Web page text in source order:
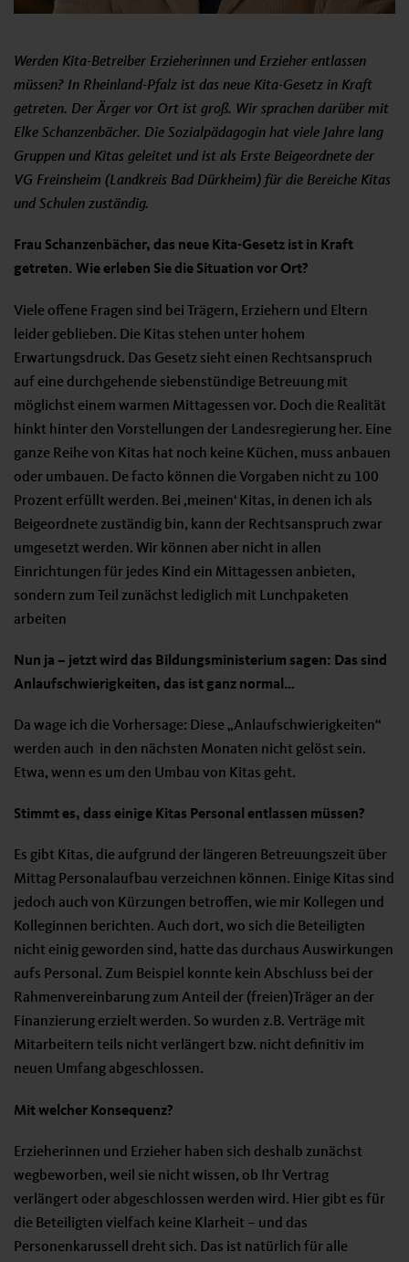
Werden Kita-Betreiber Erzieherinnen und Erzieher entlassen
müssen? In Rheinland-Pfalz ist das neue Kita-Gesetz in Kraft
getreten. Der Ärger vor Ort ist groß. Wir sprachen darüber mit
Elke Schanzenbächer. Die Sozialpädagogin hat viele Jahre lang
Gruppen und Kitas geleitet und ist als Erste Beigeordnete der
VG Freinsheim (Landkreis Bad Dürkheim) für die Bereiche Kitas
und Schulen zuständig.
Frau Schanzenbächer, das neue Kita-Gesetz ist in Kraft
getreten. Wie erleben Sie die Situation vor Ort?
Viele offene Fragen sind bei Trägern, Erziehern und Eltern
leider geblieben. Die Kitas stehen unter hohem
Erwartungsdruck. Das Gesetz sieht einen Rechtsanspruch
auf eine durchgehende siebenstündige Betreuung mit
möglichst einem warmen Mittagessen vor. Doch die Realität
hinkt hinter den Vorstellungen der Landesregierung her. Eine
ganze Reihe von Kitas hat noch keine Küchen, muss anbauen
oder umbauen. De facto können die Vorgaben nicht zu 100
Prozent erfüllt werden. Bei ‚meinen‘ Kitas, in denen ich als
Beigeordnete zuständig bin, kann der Rechtsanspruch zwar
umgesetzt werden. Wir können aber nicht in allen
Einrichtungen für jedes Kind ein Mittagessen anbieten,
sondern zum Teil zunächst lediglich mit Lunchpaketen
arbeiten
Nun ja – jetzt wird das Bildungsministerium sagen: Das sind
Anlaufschwierigkeiten, das ist ganz normal…
Da wage ich die Vorhersage: Diese „Anlaufschwierigkeiten“
werden auch in den nächsten Monaten nicht gelöst sein.
Etwa, wenn es um den Umbau von Kitas geht.
Stimmt es, dass einige Kitas Personal entlassen müssen?
Es gibt Kitas, die aufgrund der längeren Betreuungszeit über
Mittag Personalaufbau verzeichnen können. Einige Kitas sind
jedoch auch von Kürzungen betroffen, wie mir Kollegen und
Kolleginnen berichten. Auch dort, wo sich die Beteiligten
nicht einig geworden sind, hatte das durchaus Auswirkungen
aufs Personal. Zum Beispiel konnte kein Abschluss bei der
Rahmenvereinbarung zum Anteil der (freien)Träger an der
Finanzierung erzielt werden. So wurden z.B. Verträge mit
Mitarbeitern teils nicht verlängert bzw. nicht definitiv im
neuen Umfang abgeschlossen.
Mit welcher Konsequenz?
Erzieherinnen und Erzieher haben sich deshalb zunächst
wegbeworben, weil sie nicht wissen, ob Ihr Vertrag
verlängert oder abgeschlossen werden wird. Hier gibt es für
die Beteiligten vielfach keine Klarheit – und das
Personenkarussell dreht sich. Das ist natürlich für alle